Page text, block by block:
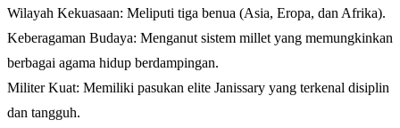
Wilayah Kekuasaan: Meliputi tiga benua (Asia, Eropa, dan Afrika).
Keberagaman Budaya: Menganut sistem millet yang memungkinkan
berbagai agama hidup berdampingan.
Militer Kuat: Memiliki pasukan elite Janissary yang terkenal disiplin
dan tangguh.